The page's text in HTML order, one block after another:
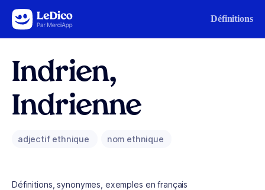
Aller au contenu Définitions
Indrien,
Indrienne
adjectif ethnique nom ethnique
Définitions, synonymes, exemples en français